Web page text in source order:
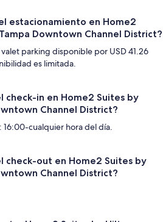
estacionamiento en Home2
Downtown Channel District?
parking disponible por USD 41.26
es limitada.
check-in en Home2 Suites by
Channel District?
16:00-cualquier hora del día.
check-out en Home2 Suites by
Channel District?